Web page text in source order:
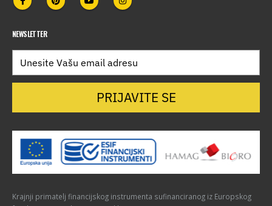
NEWSLETTER
PRIJAVITE SE
Krajnji primatelj financijskog instrumenta sufinanciranog iz Europskog